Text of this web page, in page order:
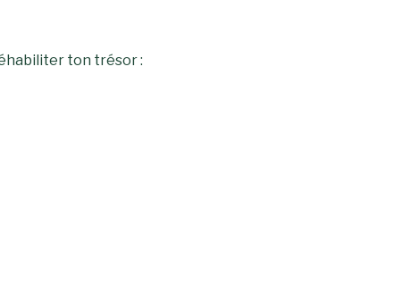
ton trésor :